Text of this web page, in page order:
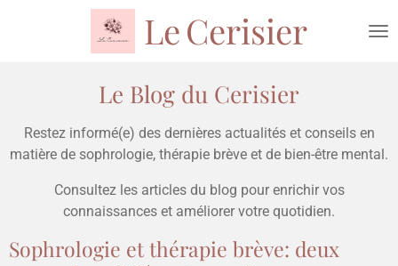
LeCerisier
Le Blog du Cerisier
Restez informé(e) des dernières actualités et conseils en
matière de sophrologie, thérapie brève et de bien-être mental.
Consultez les articles du blog pour enrichir vos
connaissances et améliorer votre quotidien.
Sophrologie et thérapie brève: deux